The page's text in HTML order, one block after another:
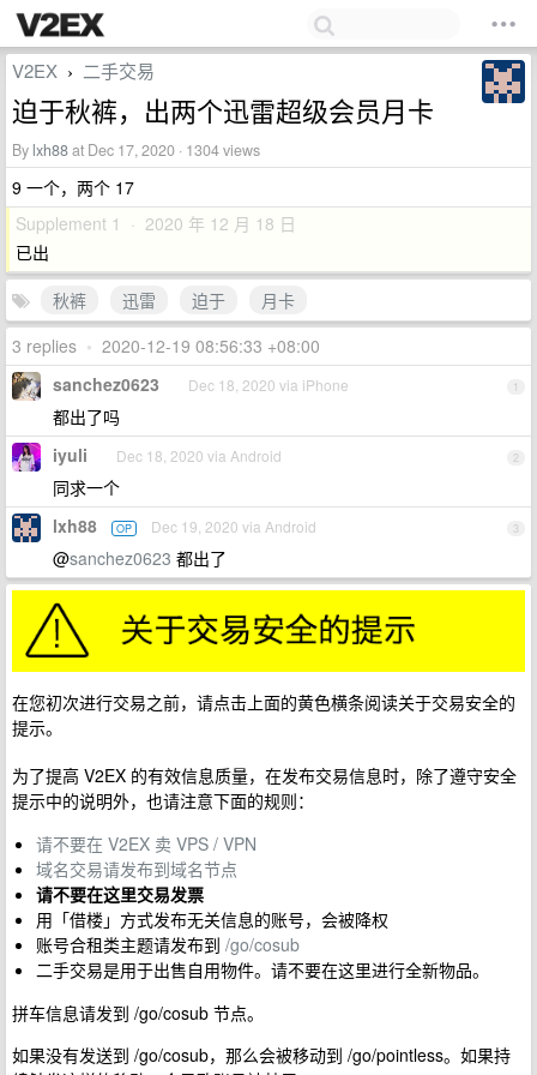
V2EX › 二手交易
迫于秋裤，出两个迅雷超级会员月卡
By lxh88at Dec 17, 2020 · 1304 views
9 一个，两个 17
Supplement 1 · 2020 年 12 月 18 日
已出
秋裤
迅雷 迫于
月卡
3 replies • 2020-12-19 08:56:33 +08:00
1
sanchez0623 Dec 18, 2020 via iPhone
都出了吗
2
iyuli Dec 18, 2020 via Android
同求一个
3
lxh88 OP Dec 19, 2020 via Android
@sanchez0623 都出了
在您初次进行交易之前，请点击上面的黄色横条阅读关于交易安全的
提示。
为了提高 V2EX 的有效信息质量，在发布交易信息时，除了遵守安全
提示中的说明外，也请注意下面的规则：
请不要在 V2EX 卖 VPS / VPN
域名交易请发布到域名节点
请不要在这里交易发票
用「借楼」方式发布无关信息的账号，会被降权
账号合租类主题请发布到 /go/cosub
二手交易是用于出售自用物件。请不要在这里进行全新物品。
拼车信息请发到 /go/cosub 节点。
如果没有发送到 /go/cosub，那么会被移动到 /go/pointless。如果持